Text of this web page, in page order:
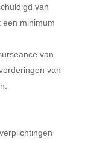
van
een minimum
van
van